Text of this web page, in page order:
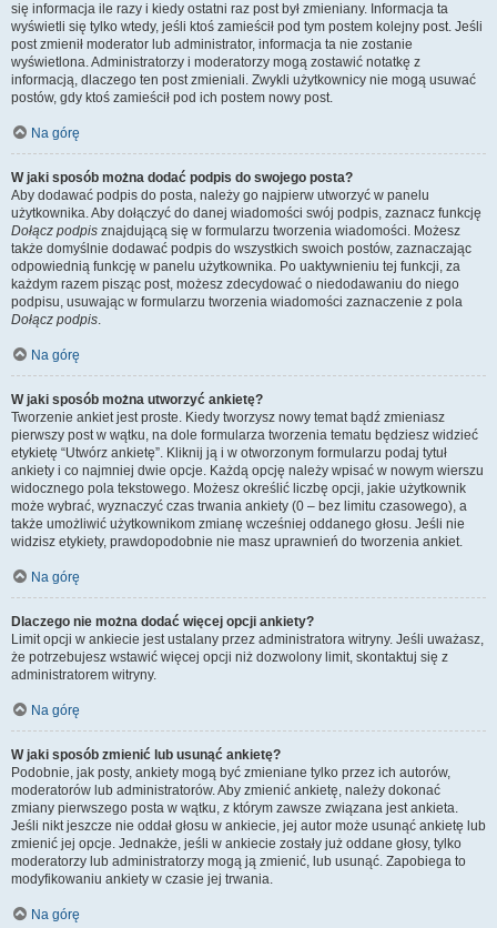
się informacja ile razy i kiedy ostatni raz post był zmieniany. Informacja ta
wyświetli się tylko wtedy, jeśli ktoś zamieścił pod tym postem kolejny post. Jeśli
post zmienił moderator lub administrator, informacja ta nie zostanie
wyświetlona. Administratorzy i moderatorzy mogą zostawić notatkę z
informacją, dlaczego ten post zmieniali. Zwykli użytkownicy nie mogą usuwać
postów, gdy ktoś zamieścił pod ich postem nowy post.
Na górę
W jaki sposób można dodać podpis do swojego posta?
Aby dodawać podpis do posta, należy go najpierw utworzyć w panelu
użytkownika. Aby dołączyć do danej wiadomości swój podpis, zaznacz funkcję
Dołącz podpis znajdującą się w formularzu tworzenia wiadomości. Możesz
także domyślnie dodawać podpis do wszystkich swoich postów, zaznaczając
odpowiednią funkcję w panelu użytkownika. Po uaktywnieniu tej funkcji, za
każdym razem pisząc post, możesz zdecydować o niedodawaniu do niego
podpisu, usuwając w formularzu tworzenia wiadomości zaznaczenie z pola
Dołącz podpis.
Na górę
W jaki sposób można utworzyć ankietę?
Tworzenie ankiet jest proste. Kiedy tworzysz nowy temat bądź zmieniasz
pierwszy post w wątku, na dole formularza tworzenia tematu będziesz widzieć
etykietę “Utwórz ankietę”. Kliknij ją i w otworzonym formularzu podaj tytuł
ankiety i co najmniej dwie opcje. Każdą opcję należy wpisać w nowym wierszu
widocznego pola tekstowego. Możesz określić liczbę opcji, jakie użytkownik
może wybrać, wyznaczyć czas trwania ankiety (0 – bez limitu czasowego), a
także umożliwić użytkownikom zmianę wcześniej oddanego głosu. Jeśli nie
widzisz etykiety, prawdopodobnie nie masz uprawnień do tworzenia ankiet.
Na górę
Dlaczego nie można dodać więcej opcji ankiety?
Limit opcji w ankiecie jest ustalany przez administratora witryny. Jeśli uważasz,
że potrzebujesz wstawić więcej opcji niż dozwolony limit, skontaktuj się z
administratorem witryny.
Na górę
W jaki sposób zmienić lub usunąć ankietę?
Podobnie, jak posty, ankiety mogą być zmieniane tylko przez ich autorów,
moderatorów lub administratorów. Aby zmienić ankietę, należy dokonać
zmiany pierwszego posta w wątku, z którym zawsze związana jest ankieta.
Jeśli nikt jeszcze nie oddał głosu w ankiecie, jej autor może usunąć ankietę lub
zmienić jej opcje. Jednakże, jeśli w ankiecie zostały już oddane głosy, tylko
moderatorzy lub administratorzy mogą ją zmienić, lub usunąć. Zapobiega to
modyfikowaniu ankiety w czasie jej trwania.
Na górę